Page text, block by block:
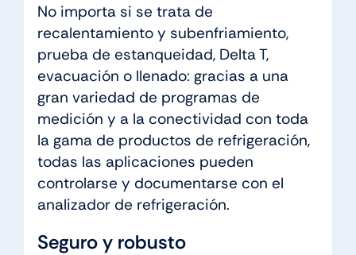
No importa si se trata de
recalentamiento y subenfriamiento,
prueba de estanqueidad, Delta T,
evacuación o llenado: gracias a una
gran variedad de programas de
medición y a la conectividad con toda
la gama de productos de refrigeración,
todas las aplicaciones pueden
controlarse y documentarse con el
analizador de refrigeración.
Seguro y robusto